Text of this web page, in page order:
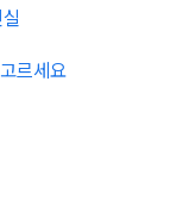
르세요